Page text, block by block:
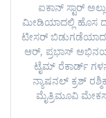
ಐಕಾನ್ ಸ್ಟಾರ್
ಮೀಡಿಯಾದಲ್ಲಿ ಹೊಸ
ಟೀಸರ್
ಆರ್, ಪ್ರಭಾಸ್
ಟೈಮ್ ರೆಕಾರ್ಡ್
ನ್ಯಾಷನಲ್ ಕ್ರಶ್
ಮೈತ್ರಿಮೂವಿ